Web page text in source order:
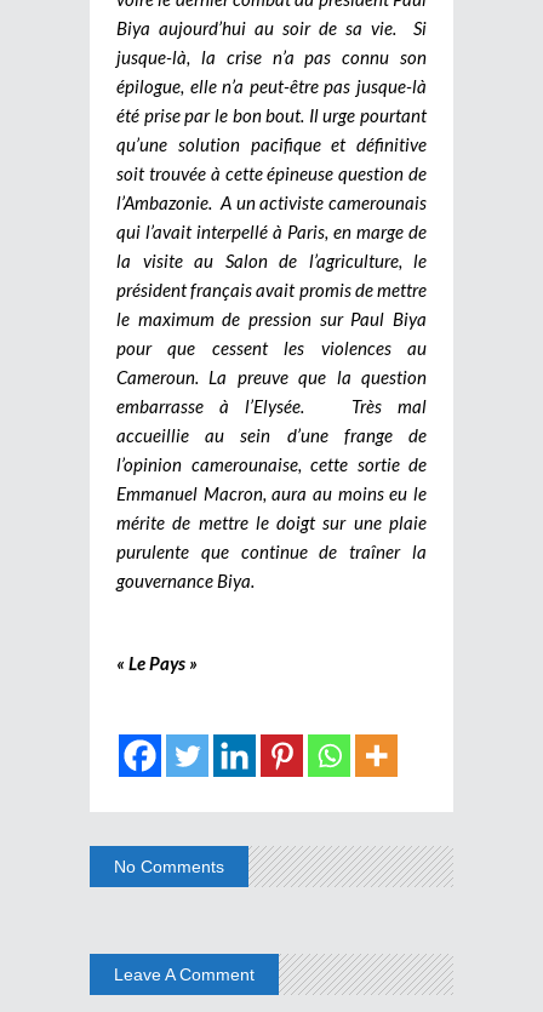
Biya aujourd’hui au soir de sa vie. Si
jusque-là, la crise n’a pas connu son
épilogue, elle n’a peut-être pas jusque-là
été prise par le bon bout. Il urge pourtant
qu’une solution pacifique et définitive
soit trouvée à cette épineuse question de
l’Ambazonie. A un activiste camerounais
qui l’avait interpellé à Paris, en marge de
la visite au Salon de l’agriculture, le
président français avait promis de mettre
le maximum de pression sur Paul Biya
pour que cessent les violences au
Cameroun. La preuve que la question
embarrasse à l’Elysée. Très mal
accueillie au sein d’une frange de
l’opinion camerounaise, cette sortie de
Emmanuel Macron, aura au moins eu le
mérite de mettre le doigt sur une plaie
purulente que continue de traîner la
gouvernance Biya.
« Le Pays »
No Comments
Leave A Comment